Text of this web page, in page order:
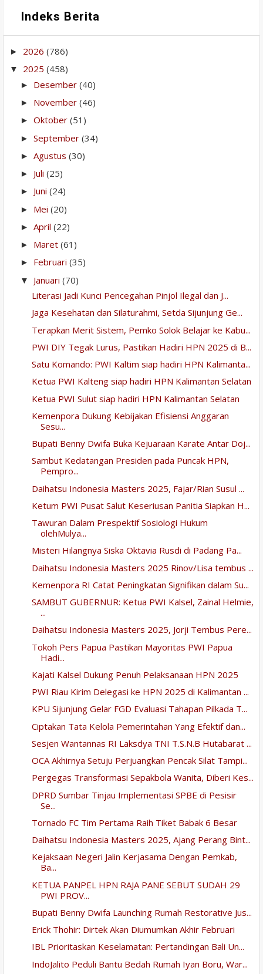
Indeks Berita
► 2026 (786)
▼ 2025 (458)
► Desember (40)
► November (46)
► Oktober (51)
► September (34)
► Agustus (30)
► Juli (25)
► Juni (24)
► Mei (20)
► April (22)
► Maret (61)
► Februari (35)
▼ Januari (70)
Literasi Jadi Kunci Pencegahan Pinjol Ilegal dan J...
Jaga Kesehatan dan Silaturahmi, Setda Sijunjung Ge...
Terapkan Merit Sistem, Pemko Solok Belajar ke Kabu...
PWI DIY Tegak Lurus, Pastikan Hadiri HPN 2025 di B...
Satu Komando: PWI Kaltim siap hadiri HPN Kalimanta...
Ketua PWI Kalteng siap hadiri HPN Kalimantan Selatan
Ketua PWI Sulut siap hadiri HPN Kalimantan Selatan
Kemenpora Dukung Kebijakan Efisiensi Anggaran
Sesu...
Bupati Benny Dwifa Buka Kejuaraan Karate Antar Doj...
Sambut Kedatangan Presiden pada Puncak HPN,
Pempro...
Daihatsu Indonesia Masters 2025, Fajar/Rian Susul ...
Ketum PWI Pusat Salut Keseriusan Panitia Siapkan H...
Tawuran Dalam Prespektif Sosiologi Hukum
olehMulya...
Misteri Hilangnya Siska Oktavia Rusdi di Padang Pa...
Daihatsu Indonesia Masters 2025 Rinov/Lisa tembus ...
Kemenpora RI Catat Peningkatan Signifikan dalam Su...
SAMBUT GUBERNUR: Ketua PWI Kalsel, Zainal Helmie,
...
Daihatsu Indonesia Masters 2025, Jorji Tembus Pere...
Tokoh Pers Papua Pastikan Mayoritas PWI Papua
Hadi...
Kajati Kalsel Dukung Penuh Pelaksanaan HPN 2025
PWI Riau Kirim Delegasi ke HPN 2025 di Kalimantan ...
KPU Sijunjung Gelar FGD Evaluasi Tahapan Pilkada T...
Ciptakan Tata Kelola Pemerintahan Yang Efektif dan...
Sesjen Wantannas RI Laksdya TNI T.S.N.B Hutabarat ...
OCA Akhirnya Setuju Perjuangkan Pencak Silat Tampi...
Pergegas Transformasi Sepakbola Wanita, Diberi Kes...
DPRD Sumbar Tinjau Implementasi SPBE di Pesisir
Se...
Tornado FC Tim Pertama Raih Tiket Babak 6 Besar
Daihatsu Indonesia Masters 2025, Ajang Perang Bint...
Kejaksaan Negeri Jalin Kerjasama Dengan Pemkab,
Ba...
KETUA PANPEL HPN RAJA PANE SEBUT SUDAH 29
PWI PROV...
Bupati Benny Dwifa Launching Rumah Restorative Jus...
Erick Thohir: Dirtek Akan Diumumkan Akhir Februari
IBL Prioritaskan Keselamatan: Pertandingan Bali Un...
IndoJalito Peduli Bantu Bedah Rumah Iyan Boru, War...